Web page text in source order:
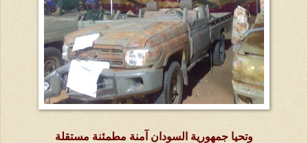
وتحيا جمهورية السودان آمنة مطمئنة مستقلة